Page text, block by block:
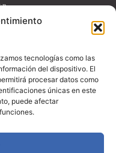
tecnologías como las
del dispositivo. El
procesar datos como
únicas en este
puede afectar
»
mensajes de
»
Cómo configurar
en Instagram para